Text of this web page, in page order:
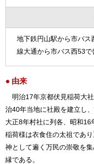
地下鉄円山駅から市バ
線大通から市バス西53
由来
明治17年京都伏見稲荷大
治40年当地に社殿を建立し
大正8年村社に列各、昭和
稲荷様は衣食住の太祖であ
神として遍く万民の崇敬を
縁である。